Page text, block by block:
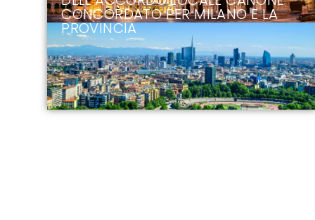
CONCORDATO PER MILANO E LA
PROVINCIA